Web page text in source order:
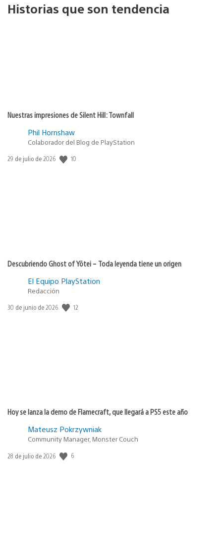
Historias que son tendencia
Nuestras impresiones de Silent Hill: Townfall
Phil Hornshaw
Colaborador del Blog de PlayStation
Fecha
29 de julio de 2026 10
Descubriendo Ghost of Yōtei – Toda leyenda tiene un origen
El Equipo PlayStation
Redacción
Fecha
30 de junio de 2026 12
Hoy se lanza la demo de Flamecraft, que llegará a PS5 este año
Mateusz Pokrzywniak
Community Manager, Monster Couch
Fecha
28 de julio de 2026 6